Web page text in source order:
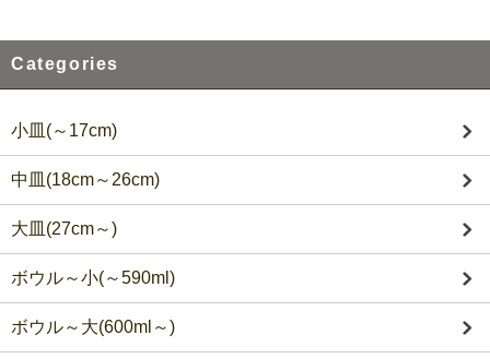
Categories
小皿(～17cm)
中皿(18cm～26cm)
大皿(27cm～)
ボウル～小(～590ml)
ボウル～大(600ml～)